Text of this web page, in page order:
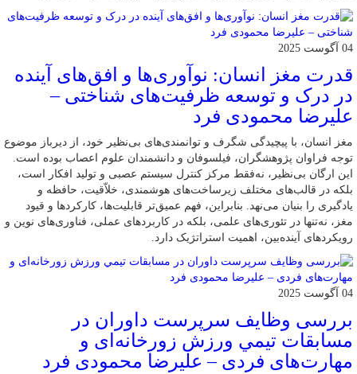
04 آگوست 2025
قدرت مغز انسان: نوآوری‌ها و افق‌های آینده
در درک و توسعه ظرفیت‌های شناختی –
علیرضا محمودی فرد
مغز انسان، با پیچیدگی شگرف و توانمندی‌های بی‌نظیر خود، از دیرباز موضوع
توجه فراوان پژوهشگران، فیلسوفان و دانشمندان علوم اعصاب بوده است.
این ارگان بی‌نظیر، نه‌فقط مرکز کنترل سیستم عصبی و تولید افکار است،
بلکه در قالب‌های مختلف زیرساخت‌های هوشمندی، خلاّقیت، حافظه و
یادگیری را بنیان می‌نهد. بنابراین، فهم عمیق‌تر قابلیت‌ها، کارکردها و قیود
مغز، نه‌تنها در تئوری‌های علمی، بلکه در کاربردهای عملی، فناوری‌های نوین و
رویکردهای آینده‌بین، اهمیت استراتژیک دارد.
04 آگوست 2025
بررسی وظايف سرپرست داوران در
مسابقات تیمي ورزش زورخانه‌ای و
مهارت‌های فردی – علیرضا محمودی فرد